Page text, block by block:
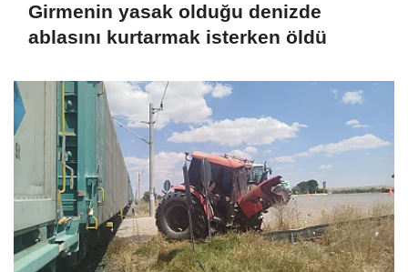
Girmenin yasak olduğu denizde
ablasını kurtarmak isterken öldü